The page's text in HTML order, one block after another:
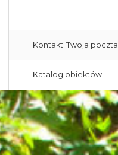
Kontakt Twoja poczta
Katalog obiektów